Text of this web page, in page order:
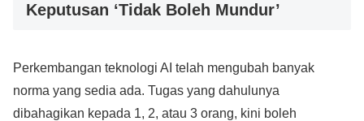
Keputusan ‘Tidak Boleh Mundur’
Perkembangan teknologi AI telah mengubah banyak
norma yang sedia ada. Tugas yang dahulunya
dibahagikan kepada 1, 2, atau 3 orang, kini boleh